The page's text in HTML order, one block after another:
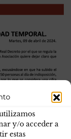
y/o acceder a
estas
REAL
el grupo